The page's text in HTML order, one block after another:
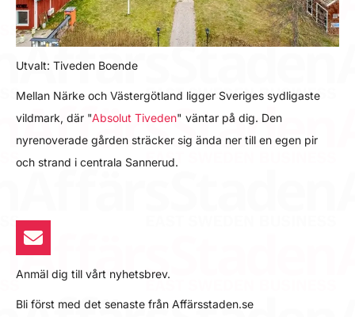
Utvalt: Tiveden Boende
Mellan Närke och Västergötland ligger Sveriges sydligaste
vildmark, där "Absolut Tiveden" väntar på dig. Den
nyrenoverade gården sträcker sig ända ner till en egen pir
och strand i centrala Sannerud.
Anmäl dig till vårt nyhetsbrev.
Bli först med det senaste från Affärsstaden.se